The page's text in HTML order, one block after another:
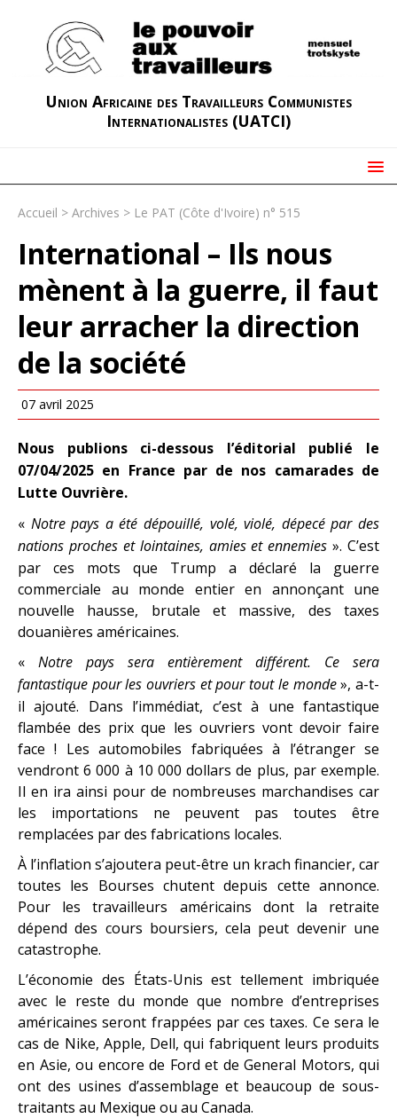
Union Africaine des Travailleurs Communistes
Internationalistes (UATCI)
Accueil > Archives > Le PAT (Côte d'Ivoire) n° 515
International – Ils nous
mènent à la guerre, il faut
leur arracher la direction
de la société
07 avril 2025
Nous publions ci-dessous l’éditorial publié le
07/04/2025 en France par de nos camarades de
Lutte Ouvrière.
« Notre pays a été dépouillé, volé, violé, dépecé par des
nations proches et lointaines, amies et ennemies ». C’est
par ces mots que Trump a déclaré la guerre
commerciale au monde entier en annonçant une
nouvelle hausse, brutale et massive, des taxes
douanières américaines.
« Notre pays sera entièrement différent. Ce sera
fantastique pour les ouvriers et pour tout le monde», a-t-
il ajouté. Dans l’immédiat, c’est à une fantastique
flambée des prix que les ouvriers vont devoir faire
face ! Les automobiles fabriquées à l’étranger se
vendront 6 000 à 10 000 dollars de plus, par exemple.
Il en ira ainsi pour de nombreuses marchandises car
les importations ne peuvent pas toutes être
remplacées par des fabrications locales.
À l’inflation s’ajoutera peut-être un krach financier, car
toutes les Bourses chutent depuis cette annonce.
Pour les travailleurs américains dont la retraite
dépend des cours boursiers, cela peut devenir une
catastrophe.
L’économie des États-Unis est tellement imbriquée
avec le reste du monde que nombre d’entreprises
américaines seront frappées par ces taxes. Ce sera le
cas de Nike, Apple, Dell, qui fabriquent leurs produits
en Asie, ou encore de Ford et de General Motors, qui
ont des usines d’assemblage et beaucoup de sous-
traitants au Mexique ou au Canada.